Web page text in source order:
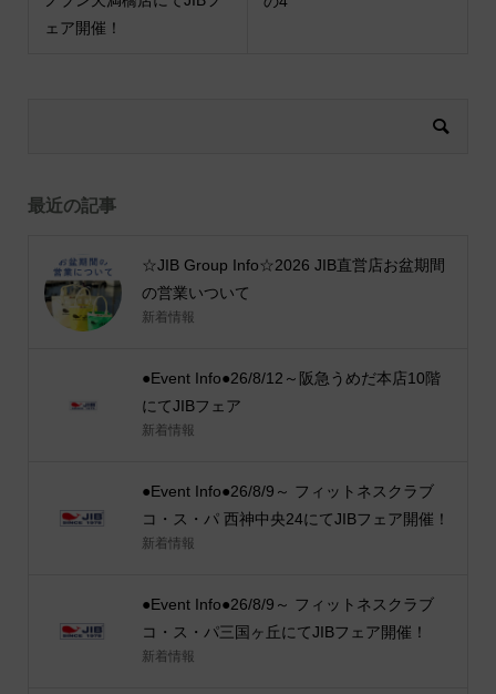
ェア開催！
最近の記事
☆JIB Group Info☆2026 JIB直営店お盆期間
の営業いついて
新着情報
●Event Info●26/8/12～阪急うめだ本店10階
にてJIBフェア
新着情報
●Event Info●26/8/9～ フィットネスクラブ
コ・ス・パ 西神中央24にてJIBフェア開催！
新着情報
●Event Info●26/8/9～ フィットネスクラブ
コ・ス・パ三国ヶ丘にてJIBフェア開催！
新着情報